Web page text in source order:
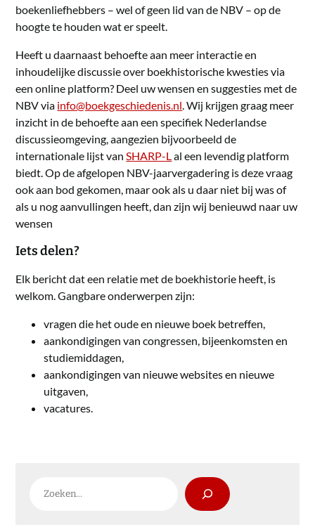
boekenliefhebbers – wel of geen lid van de NBV – op de
hoogte te houden wat er speelt.
Heeft u daarnaast behoefte aan meer interactie en
inhoudelijke discussie over boekhistorische kwesties via
een online platform? Deel uw wensen en suggesties met de
NBV via info@boekgeschiedenis.nl. Wij krijgen graag meer
inzicht in de behoefte aan een specifiek Nederlandse
discussieomgeving, aangezien bijvoorbeeld de
internationale lijst vanSHARP-Lal een levendig platform
biedt. Op de afgelopen NBV-jaarvergadering is deze vraag
ook aan bod gekomen, maar ook als u daar niet bij was of
als u nog aanvullingen heeft, dan zijn wij benieuwd naar uw
wensen
Iets delen?
Elk bericht dat een relatie met de boekhistorie heeft, is
welkom. Gangbare onderwerpen zijn:
vragen die het oude en nieuwe boek betreffen,
aankondigingen van congressen, bijeenkomsten en
studiemiddagen,
aankondigingen van nieuwe websites en nieuwe
uitgaven,
vacatures.